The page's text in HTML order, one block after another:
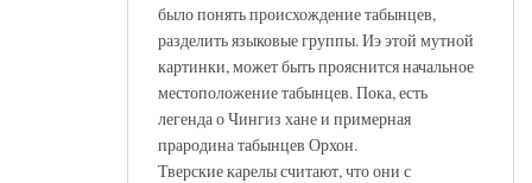
было понять происхождение табынцев,
разделить языковые группы. Иэ этой мутной
картинки, может быть прояснится начальное
местоположение табынцев. Пока, есть
легенда о Чингиз хане и примерная
прародина табынцев Орхон.
Тверские карелы считают, что они с